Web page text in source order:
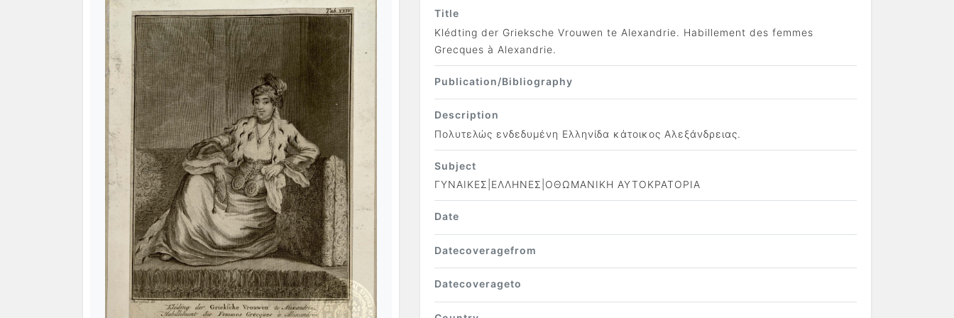
Title
Klédting der Grieksche Vrouwen te Alexandrie. Habillement des femmes
Grecques à Alexandrie.
Publication/Bibliography
Description
Πολυτελώς ενδεδυμένη Ελληνίδα κάτοικος Αλεξάνδρειας.
Subject
ΓΥΝΑΙΚΕΣ|ΕΛΛΗΝΕΣ|ΟΘΩΜΑΝΙΚΗ ΑΥΤΟΚΡΑΤΟΡΙΑ
Date
Datecoveragefrom
Datecoverageto